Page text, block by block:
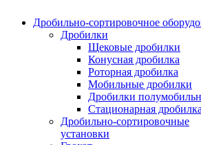
Дробильно-сортировочное
Дробилки
Щековые дробилки
Конусная дробилка
Роторная дробилка
Мобильные дробилки
Дробилки
Стационарная дробилка
Дробильно-сортировочные
установки